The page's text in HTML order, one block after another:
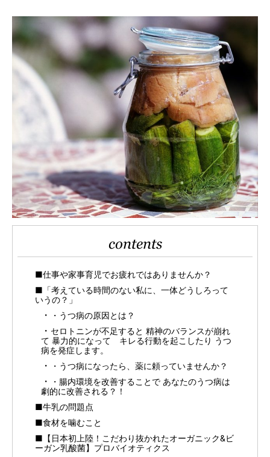
contents
■仕事や家事育児でお疲れではありませんか？
■「考えている時間のない私に、一体どうしろって
いうの？」
・うつ病の原因とは？
セロトニンが不足すると 精神のバランスが崩れ
て 暴力的になって キレる行動を起こしたり うつ
病を発症します。
・うつ病になったら、薬に頼っていませんか？
・腸内環境を改善することで あなたのうつ病は
劇的に改善される？！
■牛乳の問題点
■食材を噛むこと
■【日本初上陸！こだわり抜かれたオーガニック&ビ
ーガン乳酸菌】プロバイオティクス